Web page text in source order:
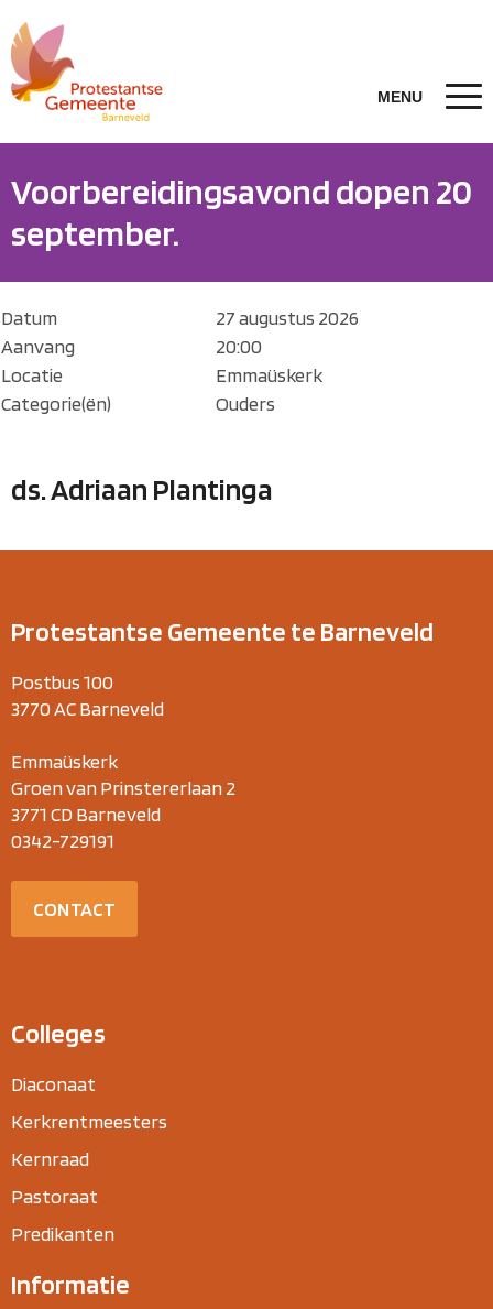
Voorbereidingsavond dopen 20
september.
Datum
27 augustus 2026
Aanvang
20:00
Locatie
Emmaüskerk
Categorie(ën)
Ouders
ds. Adriaan Plantinga
Protestantse Gemeente te Barneveld
Postbus 100
3770 AC Barneveld
Emmaüskerk
Groen van Prinstererlaan 2
3771 CD Barneveld
0342-729191
CONTACT
Colleges
Diaconaat
Kerkrentmeesters
Kernraad
Pastoraat
Predikanten
Informatie